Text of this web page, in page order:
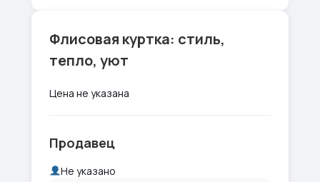
Флисовая куртка: стиль,
тепло, уют
Цена не указана
Продавец
Не указано